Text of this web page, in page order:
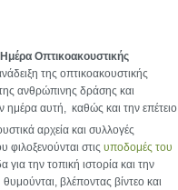
Οπτικοακουστικής
της οπτικοακουστικής
ανθρώπινης δράσης και
αυτή, καθώς και την επέτειο
αρχεία και συλλογές
στις υποδομές του
την τοπική ιστορία και την
βλέποντας βίντεο και